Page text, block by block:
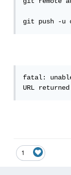
git push -u
fatal:
URL
1